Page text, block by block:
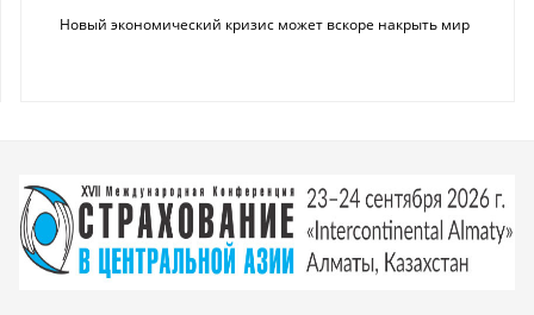
Новый экономический кризис может вскоре накрыть мир